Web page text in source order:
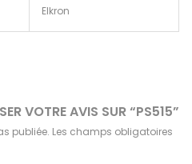
Elkron
VOTRE AVIS SUR “PS515”
publiée. Les champs obligatoires